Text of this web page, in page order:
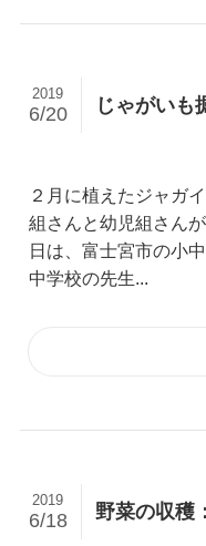
じゃがいも
2019
6/20
２月に植えたジャガ
組さんと幼児組さん
日は、富士宮市の小
中学校の先生...
野菜の収穫
2019
6/18